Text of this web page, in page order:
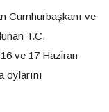
Cumhurbaşkanı ve
T.C.
ve 17 Haziran
oylarını